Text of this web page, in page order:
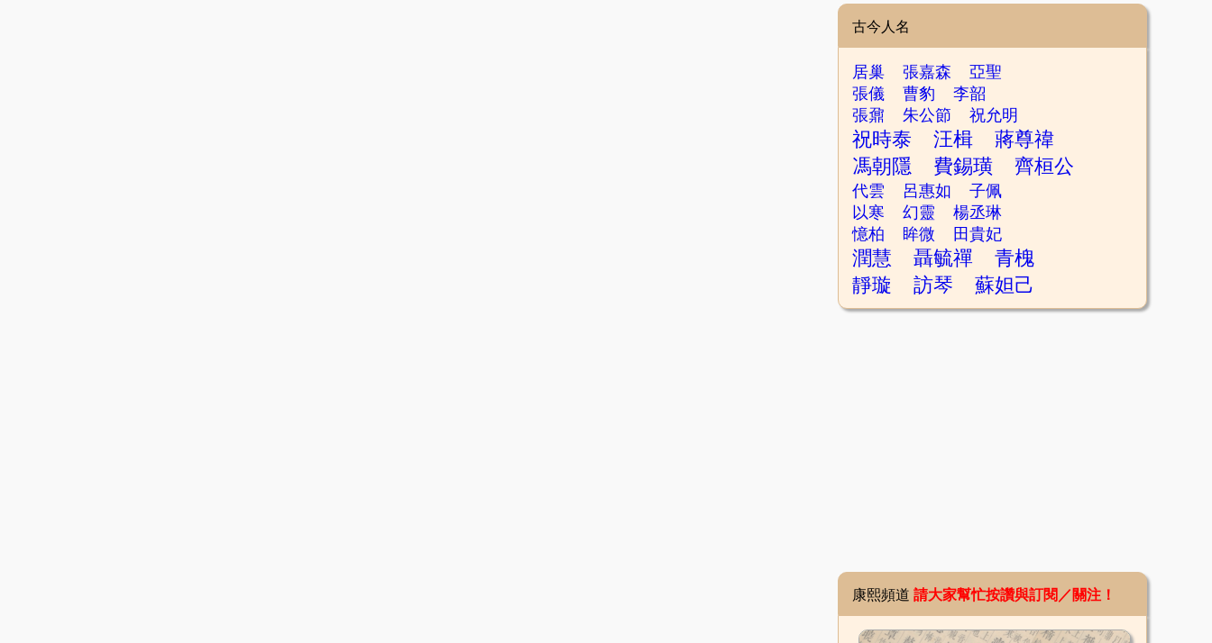
古今人名
居巢 張嘉森
亞聖
張儀
曹豹
李韶
張鼐
朱公節 祝允明
祝時泰 汪楫
蔣尊禕
馮朝隱
費錫璜 齊桓公
代雲 呂惠如
子佩
以寒
幻靈
楊丞琳
憶柏
眸微 田貴妃
潤慧 聶毓禪
青槐
靜璇
訪琴 蘇妲己
康熙頻道 請大家幫忙按讚與訂閱／關注！